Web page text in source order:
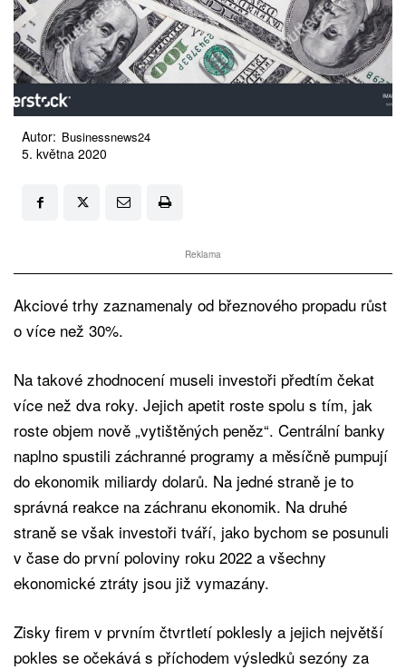
Autor: Businessnews24
5. května 2020
Reklama
Akciové trhy zaznamenaly od březnového propadu růst
o více než 30%.
Na takové zhodnocení museli investoři předtím čekat
více než dva roky. Jejich apetit roste spolu s tím, jak
roste objem nově „vytištěných peněz“. Centrální banky
naplno spustili záchranné programy a měsíčně pumpují
do ekonomik miliardy dolarů. Na jedné straně je to
správná reakce na záchranu ekonomik. Na druhé
straně se však investoři tváří, jako bychom se posunuli
v čase do první poloviny roku 2022 a všechny
ekonomické ztráty jsou již vymazány.
Zisky firem v prvním čtvrtletí poklesly a jejich největší
pokles se očekává s příchodem výsledků sezóny za